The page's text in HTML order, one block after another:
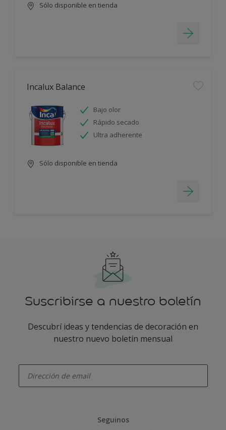
Sólo disponible en tienda
Incalux Balance
Bajo olor
Rápido secado
Ultra adherente
Sólo disponible en tienda
Suscribirse a nuestro boletín
Descubrí ideas y tendencias de decoración en
nuestro nuevo boletín mensual
Seguinos